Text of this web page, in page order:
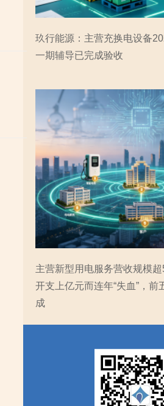
玖行能源：主营充换电设备
一期辅导已完成验收
主营新型用电服务营收规模
开支上亿元而连年“失血”，
成